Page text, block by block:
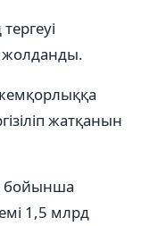
жолданды.
жатқанын
бойынша
1,5 млрд